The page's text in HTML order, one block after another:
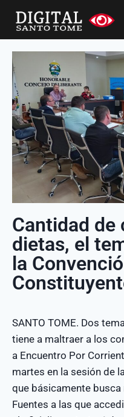
Cantidad de
dietas, el
la
SANTO TOME. Dos
tiene a maltraer a los
a Encuentro Por
martes en la sesión de
que básicamente
Fuentes a las que